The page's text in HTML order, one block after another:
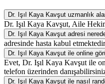
Dr. Işıl Kaya Kavşut uzmanlık
Dr. Işıl Kaya Kavşut, Aile
Dr. Işıl Kaya Kavşut adresi
adresinde hasta kabul
Dr. Işıl Kaya Kavşut ile online
Evet, Dr. Işıl Kaya Kavşut ile
telefon üzerinden
Dr. Işıl Kaya Kavşut ile nasıl